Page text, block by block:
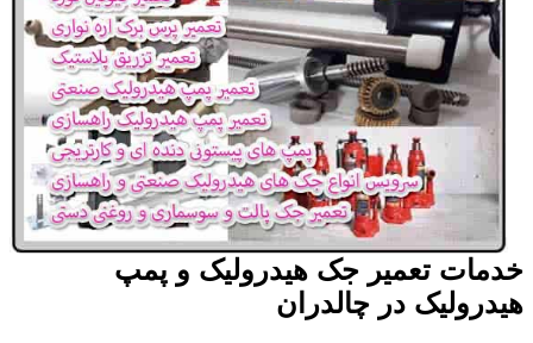
خدمات تعمیر جک هیدرولیک و پمپ
هیدرولیک در چالدران